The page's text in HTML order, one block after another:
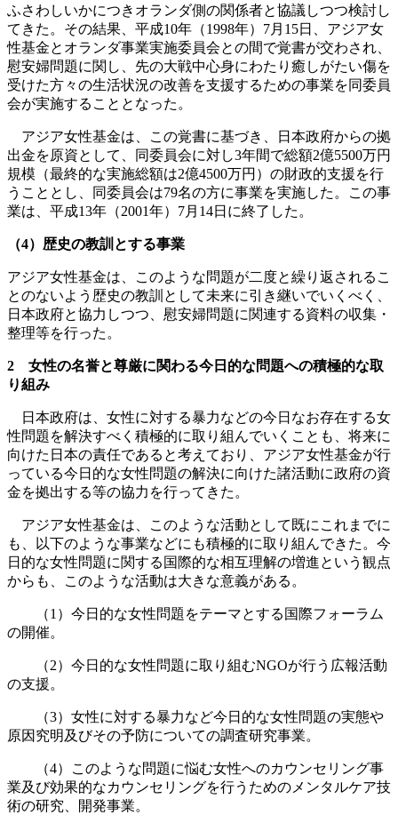
ふさわしいかにつきオランダ側の関係者と協議しつつ検討し
てきた。その結果、平成10年（1998年）7月15日、アジア女
性基金とオランダ事業実施委員会との間で覚書が交わされ、
慰安婦問題に関し、先の大戦中心身にわたり癒しがたい傷を
受けた方々の生活状況の改善を支援するための事業を同委員
会が実施することとなった。
アジア女性基金は、この覚書に基づき、日本政府からの拠
出金を原資として、同委員会に対し3年間で総額2億5500万円
規模（最終的な実施総額は2億4500万円）の財政的支援を行
うこととし、同委員会は79名の方に事業を実施した。この事
業は、平成13年（2001年）7月14日に終了した。
（4）歴史の教訓とする事業
アジア女性基金は、このような問題が二度と繰り返されるこ
とのないよう歴史の教訓として未来に引き継いでいくべく、
日本政府と協力しつつ、慰安婦問題に関連する資料の収集・
整理等を行った。
2 女性の名誉と尊厳に関わる今日的な問題への積極的な取
り組み
日本政府は、女性に対する暴力などの今日なお存在する女
性問題を解決すべく積極的に取り組んでいくことも、将来に
向けた日本の責任であると考えており、アジア女性基金が行
っている今日的な女性問題の解決に向けた諸活動に政府の資
金を拠出する等の協力を行ってきた。
アジア女性基金は、このような活動として既にこれまでに
も、以下のような事業などにも積極的に取り組んできた。今
日的な女性問題に関する国際的な相互理解の増進という観点
からも、このような活動は大きな意義がある。
（1）今日的な女性問題をテーマとする国際フォーラム
の開催。
（2）今日的な女性問題に取り組むNGOが行う広報活動
の支援。
（3）女性に対する暴力など今日的な女性問題の実態や
原因究明及びその予防についての調査研究事業。
（4）このような問題に悩む女性へのカウンセリング事
業及び効果的なカウンセリングを行うためのメンタルケア技
術の研究、開発事業。